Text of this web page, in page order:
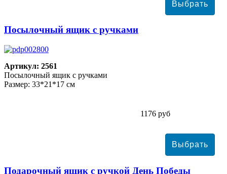
Посылочный ящик с ручками
Артикул: 2561
Посылочный ящик с ручками
Размер: 33*21*17 см
1176 руб
Подарочный ящик с ручкой День Победы